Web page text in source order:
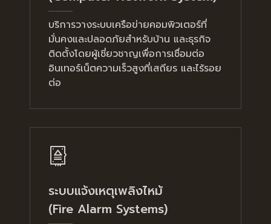
บริการวางระบบเครือข่ายคอมพิวเตอร์ที่
มั่นคงและปลอดภัยสำหรับบ้าน และธุรกิจ
ติดตั้งโดยผู้เชี่ยวชาญเพื่อการเชื่อมต่อ
อินเทอร์เน็ตความเร็วสูงที่เสถียร และไร้รอย
ต่อ
ระบบแจ้งเหตุเพลิงไหม้
(Fire Alarm Systems)